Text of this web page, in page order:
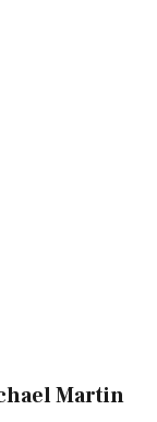
Martin